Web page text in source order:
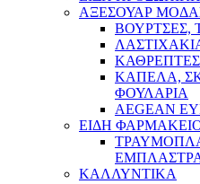
ΑΞΕΣΟΥΑΡ
ΒΟΥΡΤΣΕΣ,
ΚΑΠΕΛΑ,
ΦΟΥΛΑΡΙΑ
AEGEAN
ΕΙΔΗ
ΚΑΛΛΥΝΤΙΚΑ